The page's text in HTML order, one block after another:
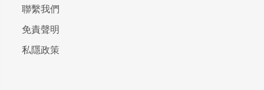
聯繫我們
免責聲明
私隱政策